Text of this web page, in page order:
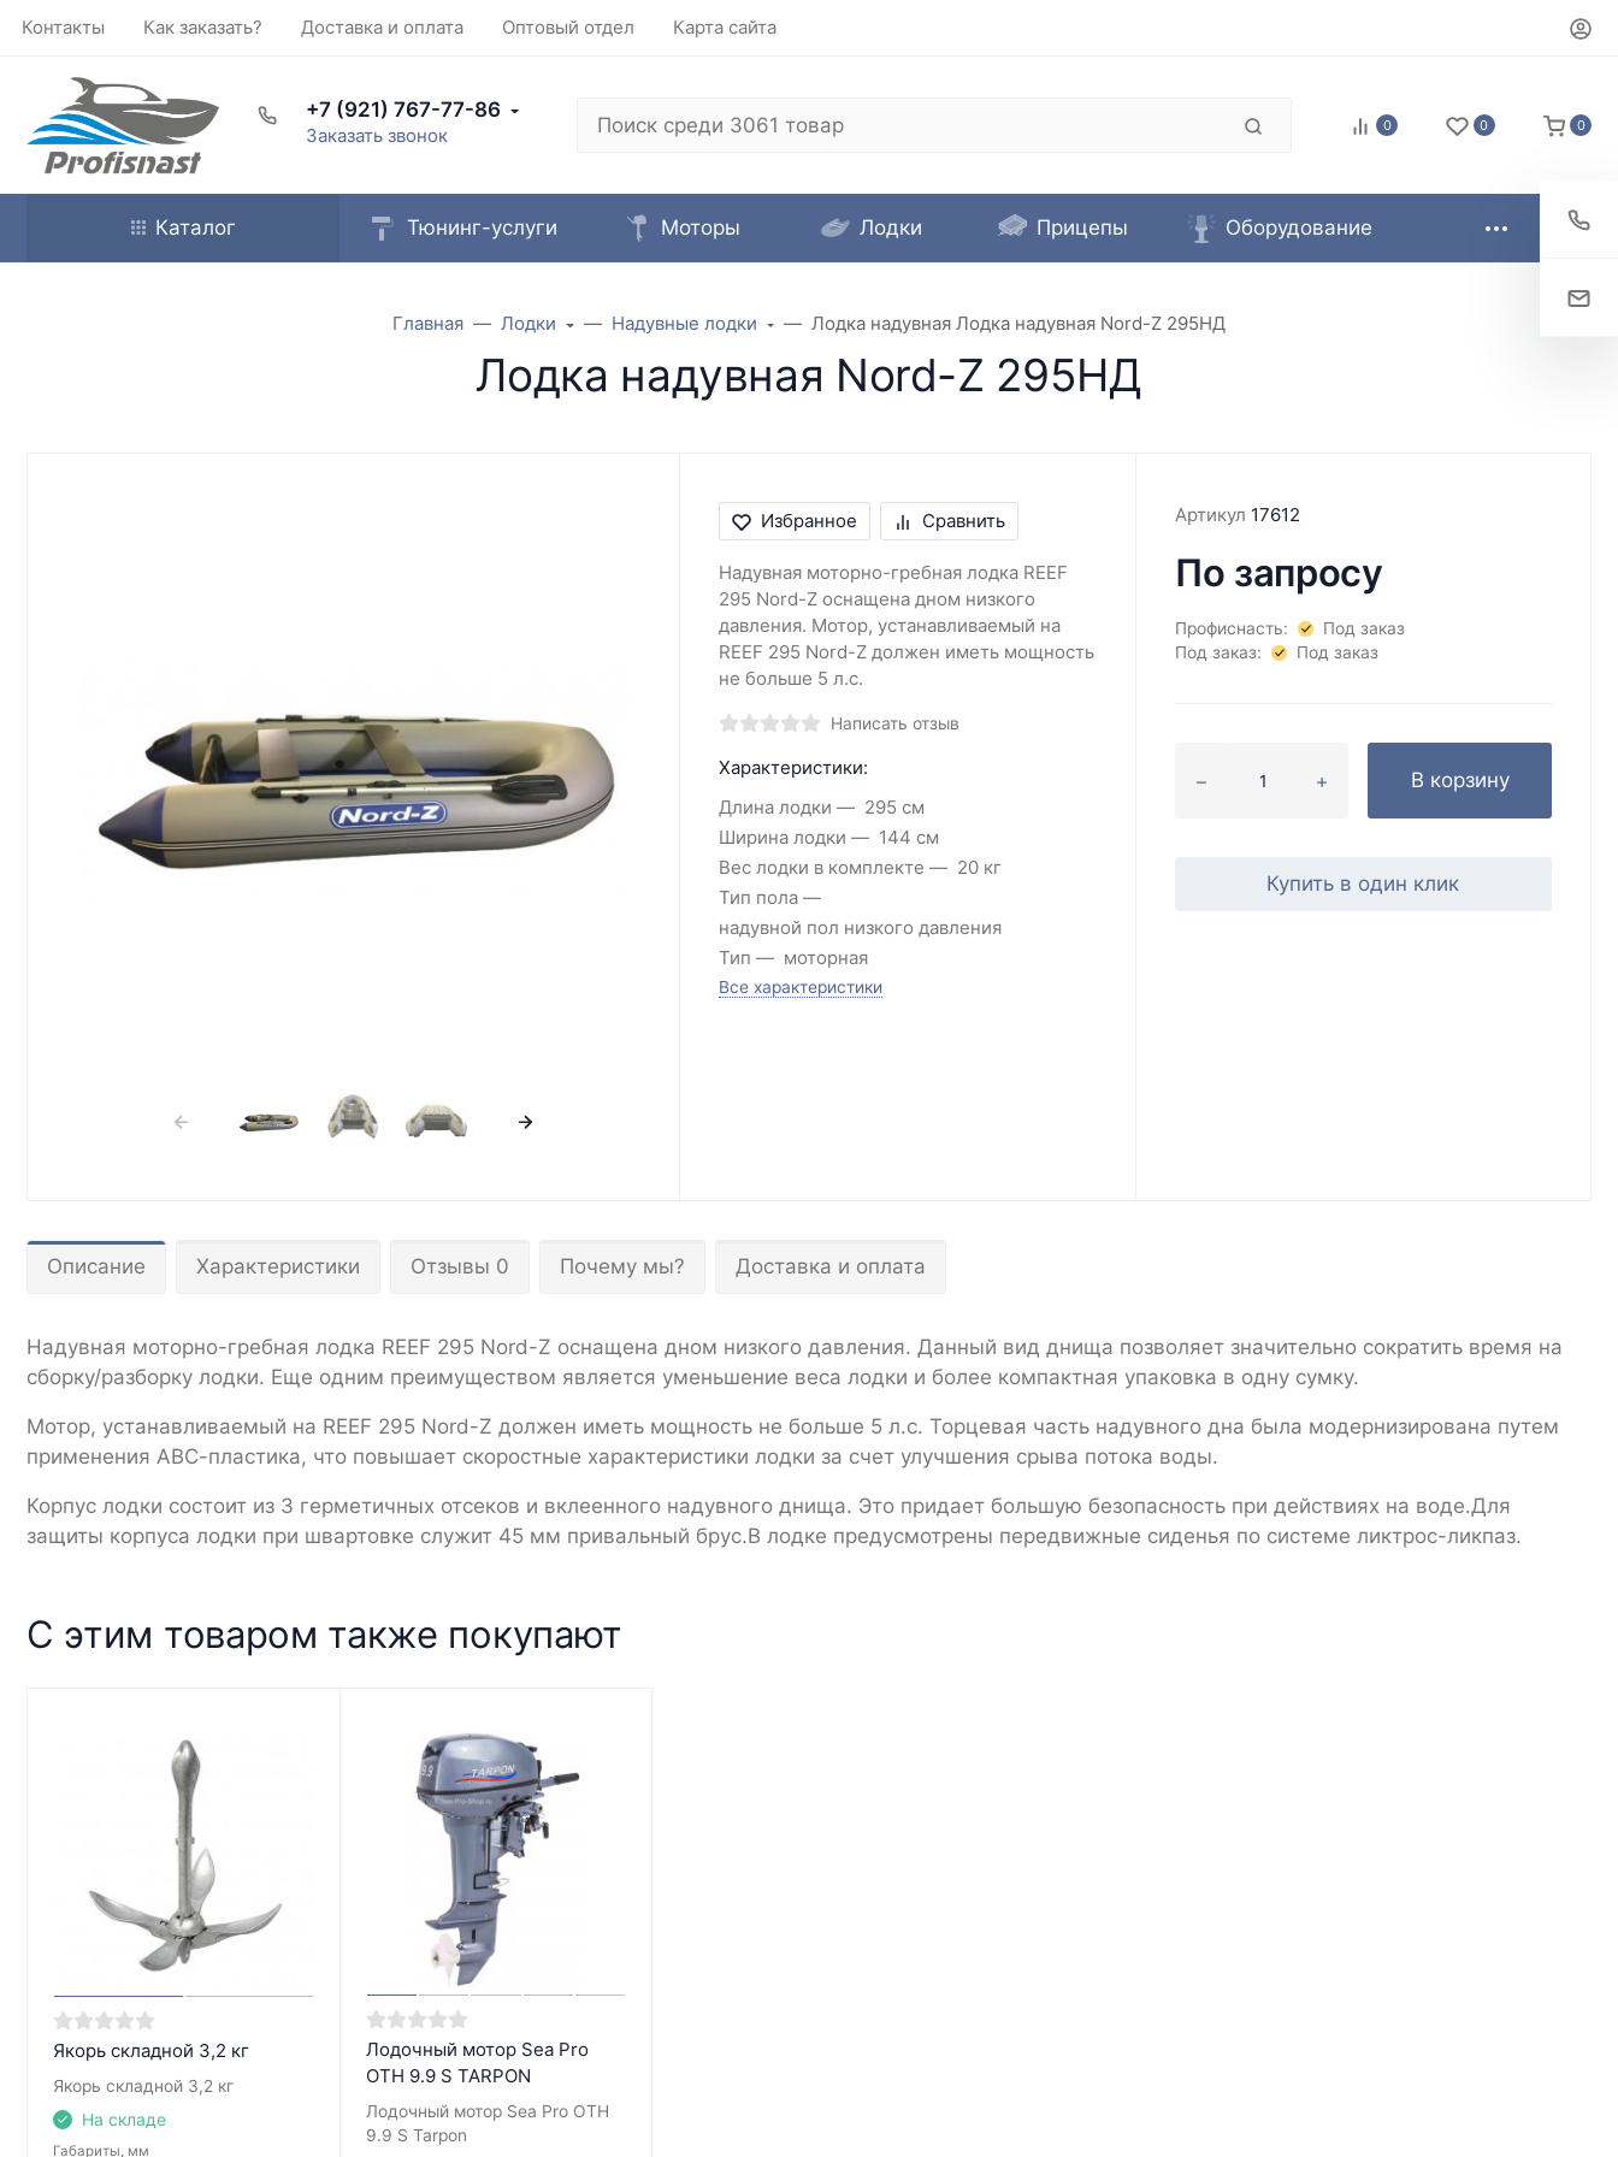
Контакты Как заказать? Доставка и оплата Оптовый отдел Карта сайта
+7 (921) 767-77-86
Заказать звонок 0 0 0
Каталог Тюнинг-услуги Моторы Лодки Прицепы Оборудование
Главная Лодки Надувные лодки Лодка надувная Лодка надувная Nord-Z 295НД
Лодка надувная Nord-Z 295НД
Избранное Сравнить
Надувная моторно-гребная лодка REEF
295 Nord-Z оснащена дном низкого
давления. Мотор, устанавливаемый на
REEF 295 Nord-Z должен иметь мощность
не больше 5 л.с.
Написать отзыв
Характеристики:
Длина лодки
295 см
Ширина лодки
144 см
Вес лодки в комплекте
20 кг
Тип пола
надувной пол низкого давления
Тип
моторная
Все характеристики
Артикул 17612
По запросу
Профиснасть:
Под заказ
Под заказ:
Под заказ
В корзину
Купить в один клик
Описание Характеристики Отзывы 0 Почему мы? Доставка и оплата
Надувная моторно-гребная лодка REEF 295 Nord-Z оснащена дном низкого давления. Данный вид днища позволяет значительно сократить время на
сборку/разборку лодки. Еще одним преимуществом является уменьшение веса лодки и более компактная упаковка в одну сумку.
Мотор, устанавливаемый на REEF 295 Nord-Z должен иметь мощность не больше 5 л.с. Торцевая часть надувного дна была модернизирована путем
применения АВС-пластика, что повышает скоростные характеристики лодки за счет улучшения срыва потока воды.
Корпус лодки состоит из 3 герметичных отсеков и вклеенного надувного днища. Это придает большую безопасность при действиях на воде.Для
защиты корпуса лодки при швартовке служит 45 мм привальный брус.В лодке предусмотрены передвижные сиденья по системе ликтрос-ликпаз.
С этим товаром также покупают
Якорь складной 3,2 кг
Якорь складной 3,2 кг
На складе
Габариты, мм
Лодочный мотор Sea Pro
OTH 9.9 S TARPON
Лодочный мотор Sea Pro OTH
9.9 S Tarpon